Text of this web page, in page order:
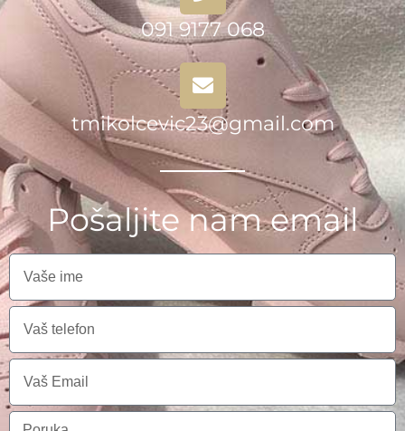
091 9177 068
tmikolcevic23@gmail.com
Pošaljite nam email